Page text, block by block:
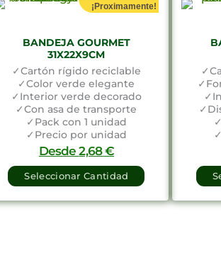
¡Proximamente!
BANDEJA GOURMET
31X22X9CM
✓Cartón rígido reciclable
✓Color verde elegante
✓Interior verde decorado
✓Con asa de transporte
✓Pack con 1 unidad
✓Precio por unidad
Desde2,68€
Seleccionar Cantidad